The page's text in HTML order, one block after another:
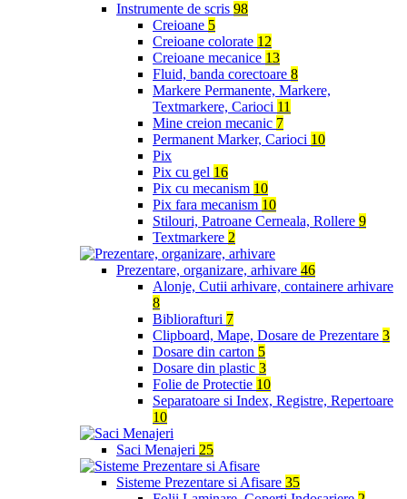
Instrumente de scris 98
Creioane 5
Creioane colorate 12
Creioane mecanice 13
Fluid, banda corectoare 8
Markere Permanente, Markere,
Textmarkere, Carioci 11
Mine creion mecanic 7
Permanent Marker, Carioci 10
Pix
Pix cu gel 16
Pix cu mecanism 10
Pix fara mecanism 10
Stilouri, Patroane Cerneala, Rollere 9
Textmarkere 2
Prezentare, organizare, arhivare 46
Alonje, Cutii arhivare, containere arhivare
8
Bibliorafturi 7
Clipboard, Mape, Dosare de Prezentare 3
Dosare din carton 5
Dosare din plastic 3
Folie de Protectie 10
Separatoare si Index, Registre, Repertoare
10
Saci Menajeri 25
Sisteme Prezentare si Afisare 35